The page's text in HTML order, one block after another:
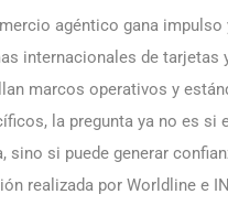
agéntico gana impulso
internacionales de tarjetas
marcos operativos y
la pregunta ya no es si
sino si puede generar
realizada por Worldline e